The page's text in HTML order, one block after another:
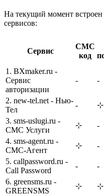
На текущий момент встроен
сервисов:
Сервис
СМС
код
1. BXmaker.ru -
Сервис
авторизации
- -
2. new-tel.net - Нью-
Тел
- ⊹
3. sms-uslugi.ru -
СМС Услуги
⊹ -
4. sms-agent.ru -
СМС-Агент
⊹ -
5. callpassword.ru -
Call Password
- -
6. greensms.ru -
GREENSMS
⊹ ⊹